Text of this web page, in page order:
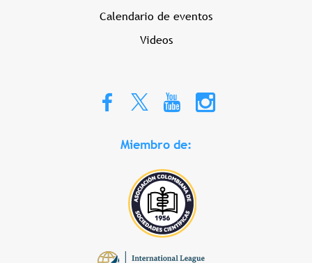
Calendario de eventos
Videos
Miembro de: